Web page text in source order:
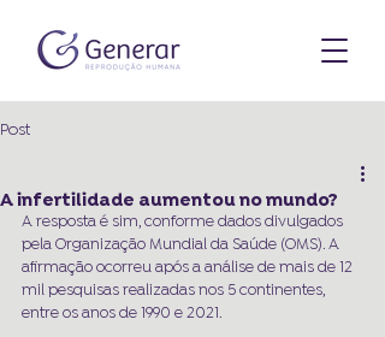
Post
A infertilidade aumentou no mundo?
A resposta é sim, conforme dados divulgados
pela Organização Mundial da Saúde (OMS). A
afirmação ocorreu após a análise de mais de 12
mil pesquisas realizadas nos 5 continentes,
entre os anos de 1990 e 2021.